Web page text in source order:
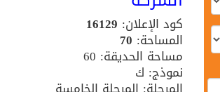
كود الإعلان: 16129
المساحة: 70
مساحة الحديقة: 60
نموذج: ك